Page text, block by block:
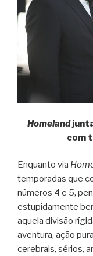
Homeland
com
Enquanto via
temporadas que
números 4 e 5,
estupidamente
aquela divisão
aventura, ação
cerebrais, sérios,